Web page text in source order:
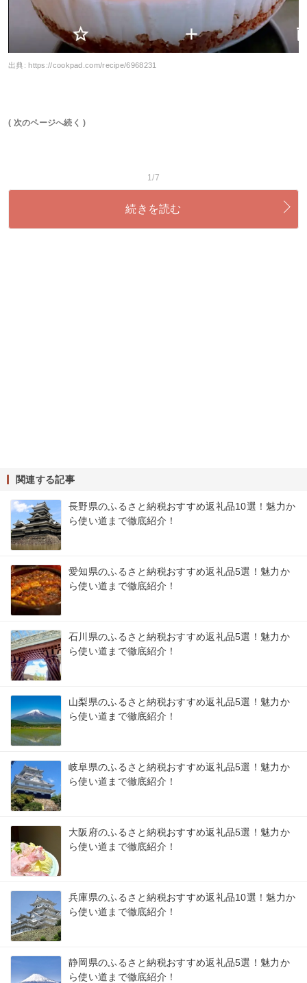
出典:https://cookpad.com/recipe/6968231
( 次のページへ続く )
1/7
続きを読む
関連する記事
長野県のふるさと納税おすすめ返礼品10選！魅力か
ら使い道まで徹底紹介！
愛知県のふるさと納税おすすめ返礼品5選！魅力か
ら使い道まで徹底紹介！
石川県のふるさと納税おすすめ返礼品5選！魅力か
ら使い道まで徹底紹介！
山梨県のふるさと納税おすすめ返礼品5選！魅力か
ら使い道まで徹底紹介！
岐阜県のふるさと納税おすすめ返礼品5選！魅力か
ら使い道まで徹底紹介！
大阪府のふるさと納税おすすめ返礼品5選！魅力か
ら使い道まで徹底紹介！
兵庫県のふるさと納税おすすめ返礼品10選！魅力か
ら使い道まで徹底紹介！
静岡県のふるさと納税おすすめ返礼品5選！魅力か
ら使い道まで徹底紹介！